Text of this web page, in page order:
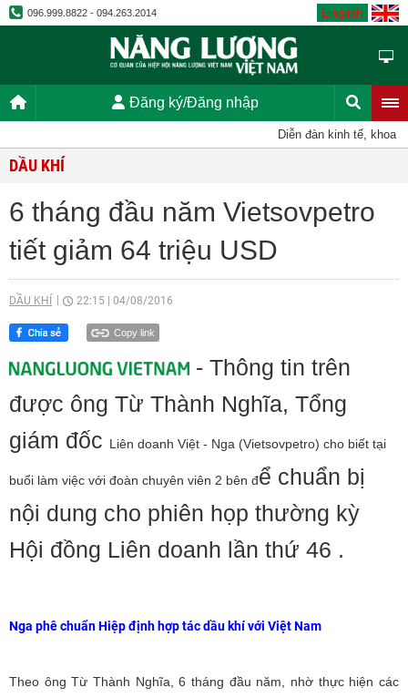
096.999.8822 - 094.263.2014 English
Đăng ký/Đăng nhập
Diễn đàn kinh tế, khoa
DẦU KHÍ
6 tháng đầu năm Vietsovpetro
tiết giảm 64 triệu USD
DẦU KHÍ 22:15 04/08/2016
Copy link
- Thông tin trên
được ông Từ Thành Nghĩa, Tổng
giám đốc Liên doanh Việt - Nga (Vietsovpetro) cho biết tại
buổi làm việc với đoàn chuyên viên 2 bên để chuẩn bị
nội dung cho phiên họp thường kỳ
Hội đồng Liên doanh lần thứ 46 .
Nga phê chuẩn Hiệp định hợp tác dầu khí với Việt Nam
Theo ông Từ Thành Nghĩa, 6 tháng đầu năm, nhờ thực hiện các